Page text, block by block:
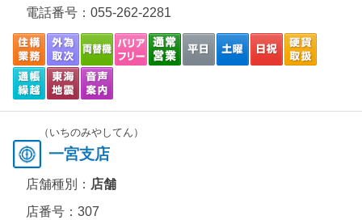
電話番号： 055-262-2281
（いちのみやしてん）
一宮支店
店舗種別： 店舗
店番号：307